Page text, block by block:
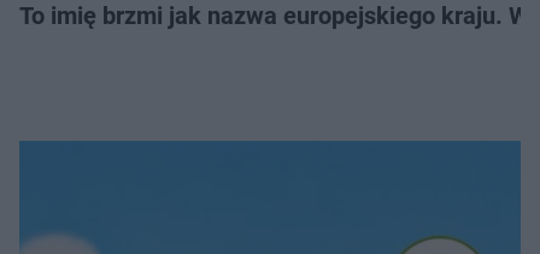
To imię brzmi jak nazwa europejskiego kraju.